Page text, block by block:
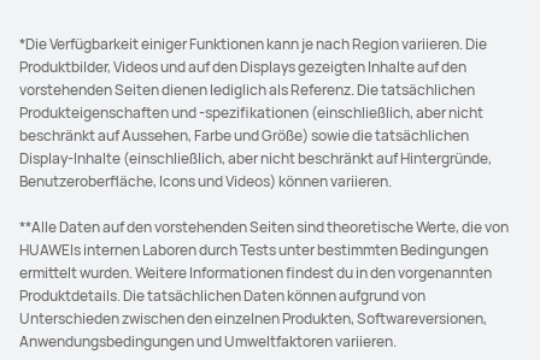
*Die Verfügbarkeit einiger Funktionen kann je nach Region variieren. Die
Produktbilder, Videos und auf den Displays gezeigten Inhalte auf den
vorstehenden Seiten dienen lediglich als Referenz. Die tatsächlichen
Produkteigenschaften und -spezifikationen (einschließlich, aber nicht
beschränkt auf Aussehen, Farbe und Größe) sowie die tatsächlichen
Display-Inhalte (einschließlich, aber nicht beschränkt auf Hintergründe,
Benutzeroberfläche, Icons und Videos) können variieren.
**Alle Daten auf den vorstehenden Seiten sind theoretische Werte, die von
HUAWEIs internen Laboren durch Tests unter bestimmten Bedingungen
ermittelt wurden. Weitere Informationen findest du in den vorgenannten
Produktdetails. Die tatsächlichen Daten können aufgrund von
Unterschieden zwischen den einzelnen Produkten, Softwareversionen,
Anwendungsbedingungen und Umweltfaktoren variieren.